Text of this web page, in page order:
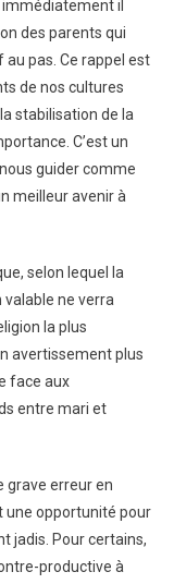
il
des parents qui
pas. Ce rappel est
de nos cultures
stabilisation de la
C’est un
guider comme
meilleur avenir à
selon lequel la
ne verra
la plus
avertissement plus
face aux
entre mari et
grave erreur en
une opportunité pour
jadis. Pour certains,
productive à